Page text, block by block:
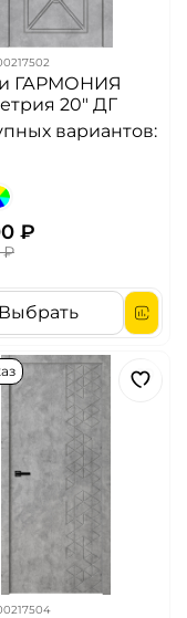
ГАРМОНИЯ
20" ДГ
вариантов:
₽
₽
Выбрать